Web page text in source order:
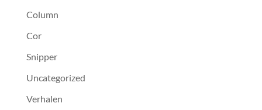
Column
Cor
Snipper
Uncategorized
Verhalen